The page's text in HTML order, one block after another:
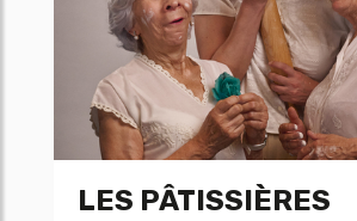
LES PÂTISSIÈRES